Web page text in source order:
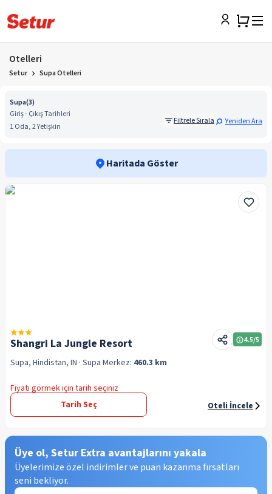
Otelleri
Setur Supa Otelleri
Supa(3)
Giriş - Çıkış Tarihleri
1 Oda, 2 Yetişkin
Filtrele Sırala Yeniden Ara
Haritada Göster
Shangri La Jungle Resort 4.5/5
Supa, Hindistan, IN · Supa Merkez: 460.3 km
Fiyatı görmek için tarih seçiniz
Tarih Seç
Oteli İncele
Üye ol, Setur Extra avantajlarını yakala
Üyelerimize özel indirimler ve puan kazanma fırsatları
seni bekliyor.